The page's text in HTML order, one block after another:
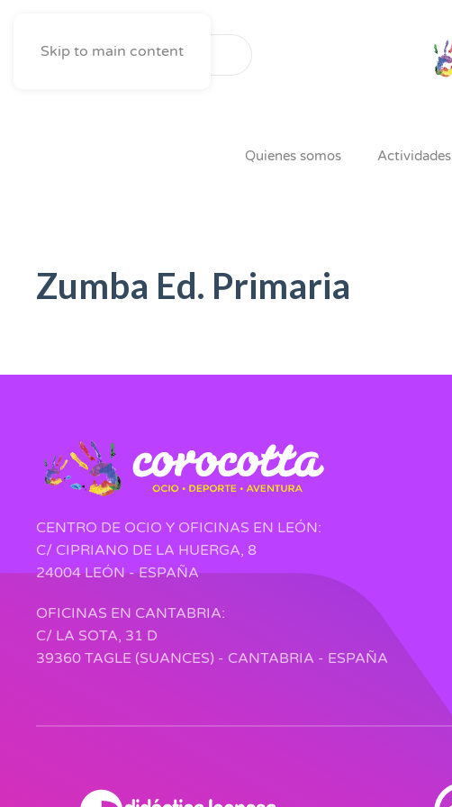
Skip to main content
Quienes somos Actividades
Zumba Ed. Primaria
CENTRO DE OCIO Y OFICINAS EN LEÓN:
C/ CIPRIANO DE LA HUERGA, 8
24004 LEÓN - ESPAÑA
OFICINAS EN CANTABRIA:
C/ LA SOTA, 31 D
39360 TAGLE (SUANCES) - CANTABRIA - ESPAÑA